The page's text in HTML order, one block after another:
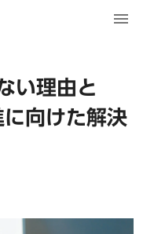
い理由と
向けた解決